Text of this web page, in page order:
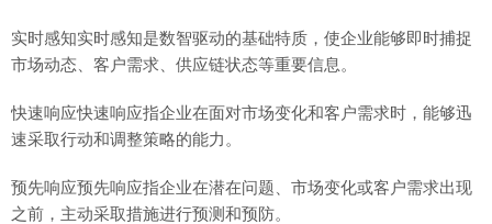
实时感知实时感知是数智驱动的基础特质，使企业能够即时捕捉
市场动态、客户需求、供应链状态等重要信息。
快速响应快速响应指企业在面对市场变化和客户需求时，能够迅
速采取行动和调整策略的能力。
预先响应预先响应指企业在潜在问题、市场变化或客户需求出现
之前，主动采取措施进行预测和预防。